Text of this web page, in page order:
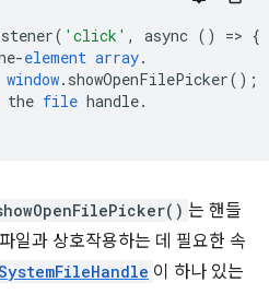
( 'click' , async () => {
-element array.
window. showOpenFilePicker();
the file handle.
는 핸들
일과 상호작용하는 데 필요한 속
이 하나 있는